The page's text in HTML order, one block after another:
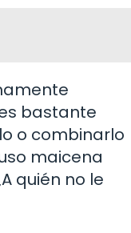
bastante
o combinarlo
maicena
quién no le